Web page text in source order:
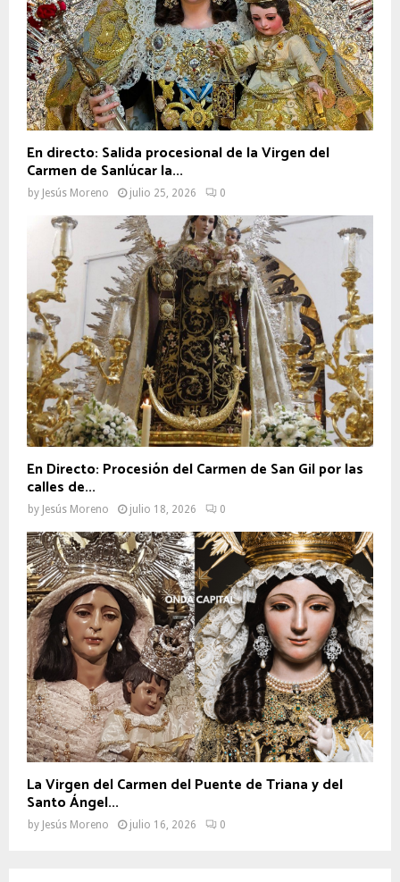
En directo: Salida procesional de la Virgen del
Carmen de Sanlúcar la...
by Jesús Moreno julio 25, 2026 0
En Directo: Procesión del Carmen de San Gil por las
calles de...
by Jesús Moreno julio 18, 2026 0
La Virgen del Carmen del Puente de Triana y del
Santo Ángel...
by Jesús Moreno julio 16, 2026 0